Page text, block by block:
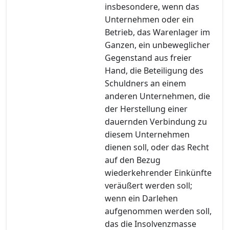
insbesondere, wenn das
Unternehmen oder ein
Betrieb, das Warenlager im
Ganzen, ein unbeweglicher
Gegenstand aus freier
Hand, die Beteiligung des
Schuldners an einem
anderen Unternehmen, die
der Herstellung einer
dauernden Verbindung zu
diesem Unternehmen
dienen soll, oder das Recht
auf den Bezug
wiederkehrender Einkünfte
veräußert werden soll;
wenn ein Darlehen
aufgenommen werden soll,
das die Insolvenzmasse